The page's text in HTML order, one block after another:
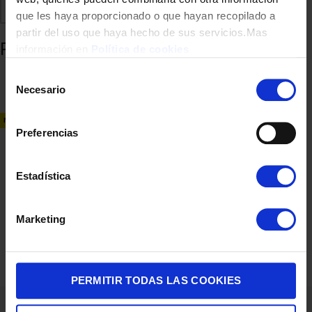
que les haya proporcionado o que hayan recopilado a
partir del uso que haya hecho de sus servicios.Mas
Necesario
Preferencias
Estadística
Marketing
PERMITIR TODAS LAS COOKIES
Añadir a favoritos
Productos relacionados
NUEVO
SMARTPHONE REALME 14T 5G 8/256 6,67″ OBSIDIAN BL
239,00€